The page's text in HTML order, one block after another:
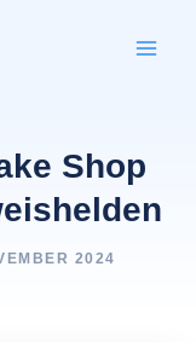
Shop
2024